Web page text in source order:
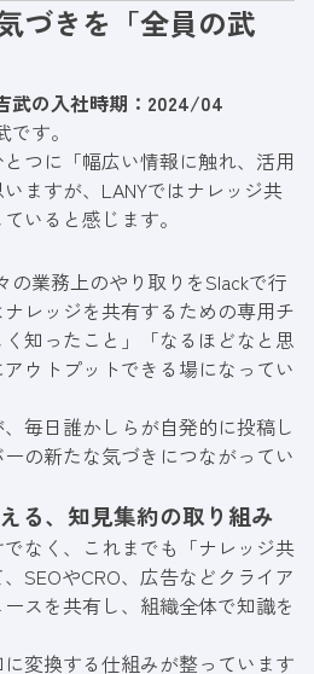
ご支援。
づきを「全員の武
の入社時期：2024/04
す。
つに「幅広い情報に触れ、活用
ますが、LANYではナレッジ共
いると感じます。
の業務上のやり取りをSlackで行
レッジを共有するための専用チ
知ったこと」「なるほどなと思
ウトプットできる場になってい
毎日誰かしらが自発的に投稿し
の新たな気づきにつながってい
る、知見集約の取り組み
なく、これまでも「ナレッジ共
SEOやCRO、広告などクライア
スを共有し、組織全体で知識を
変換する仕組みが整っています